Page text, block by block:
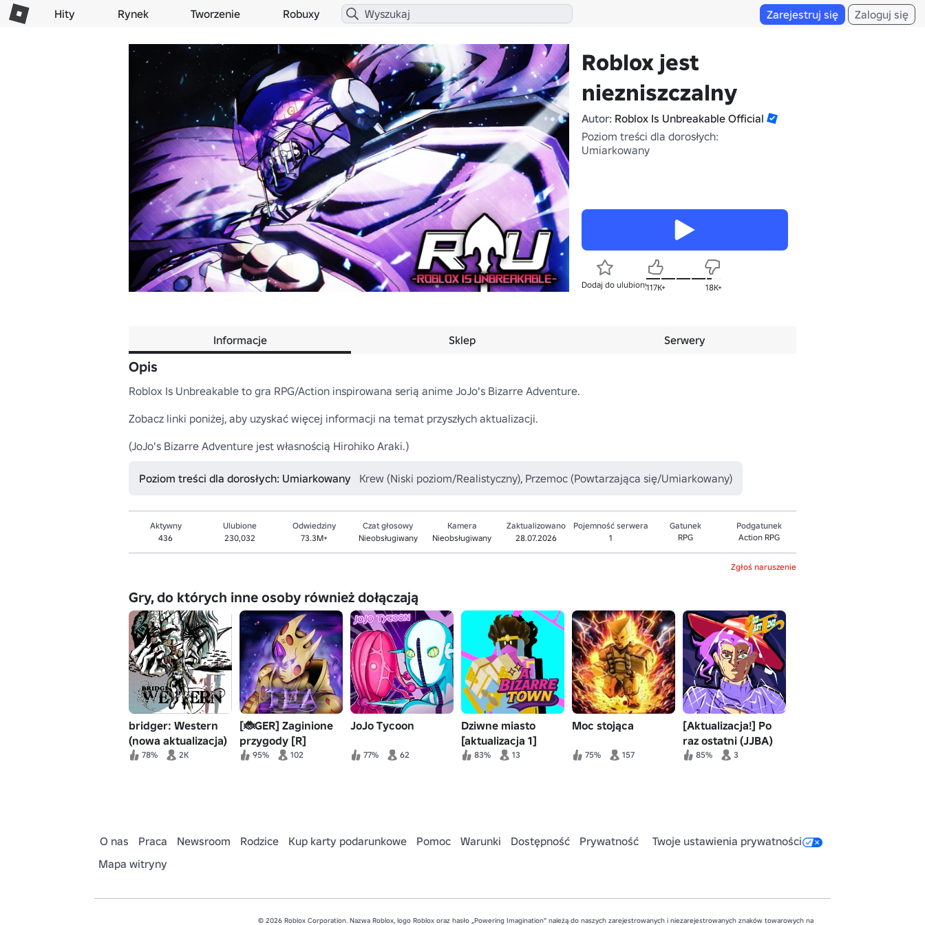
Hity Rynek Tworzenie Robuxy Zarejestruj się Zaloguj się
Roblox jest
niezniszczalny
Autor: Roblox Is Unbreakable Official
Poziom treści dla dorosłych:
Umiarkowany
Dodaj do ulubionych117K+ 18K+
Informacje Sklep Serwery
Opis
Roblox Is Unbreakable to gra RPG/Action inspirowana serią anime JoJo's Bizarre Adventure.
Zobacz linki poniżej, aby uzyskać więcej informacji na temat przyszłych aktualizacji.
(JoJo's Bizarre Adventure jest własnością Hirohiko Araki.)
Poziom treści dla dorosłych: Umiarkowany Krew (Niski poziom/Realistyczny), Przemoc (Powtarzająca się/Umiarkowany)
Aktywny
436
Ulubione
230,032
Odwiedziny
73.3M+
Czat głosowy
Nieobsługiwany
Kamera
Nieobsługiwany
Zaktualizowano
28.07.2026
Pojemność serwera
1
Gatunek
RPG
Podgatunek
Action RPG
Zgłoś naruszenie
Gry, do których inne osoby również dołączają
bridger: Western
(nowa aktualizacja)
78% 2K
[🐞GER] Zaginione
przygody [R]
95% 102
JoJo Tycoon
77% 62
Dziwne miasto
[aktualizacja 1]
83% 13
Moc stojąca
75% 157
[Aktualizacja!] Po
raz ostatni (JJBA)
85% 3
O nas Praca Newsroom Rodzice Kup karty podarunkowe Pomoc Warunki Dostępność Prywatność
Twoje ustawienia prywatności
Mapa witryny
© 2026 Roblox Corporation. Nazwa Roblox, logo Roblox oraz hasło „Powering Imagination” należą do naszych zarejestrowanych i niezarejestrowanych znaków towarowych na